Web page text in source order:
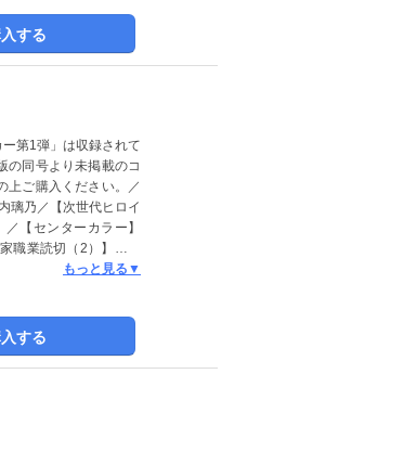
する
第1弾」は収録されて
の同号より未掲載のコ
上ご購入ください。／
璃乃／【次世代ヒロイ
【センターカラー】
職業読切（2）】『蝕
隊屋』（吉嗣士道）／
もっと見る▼
する